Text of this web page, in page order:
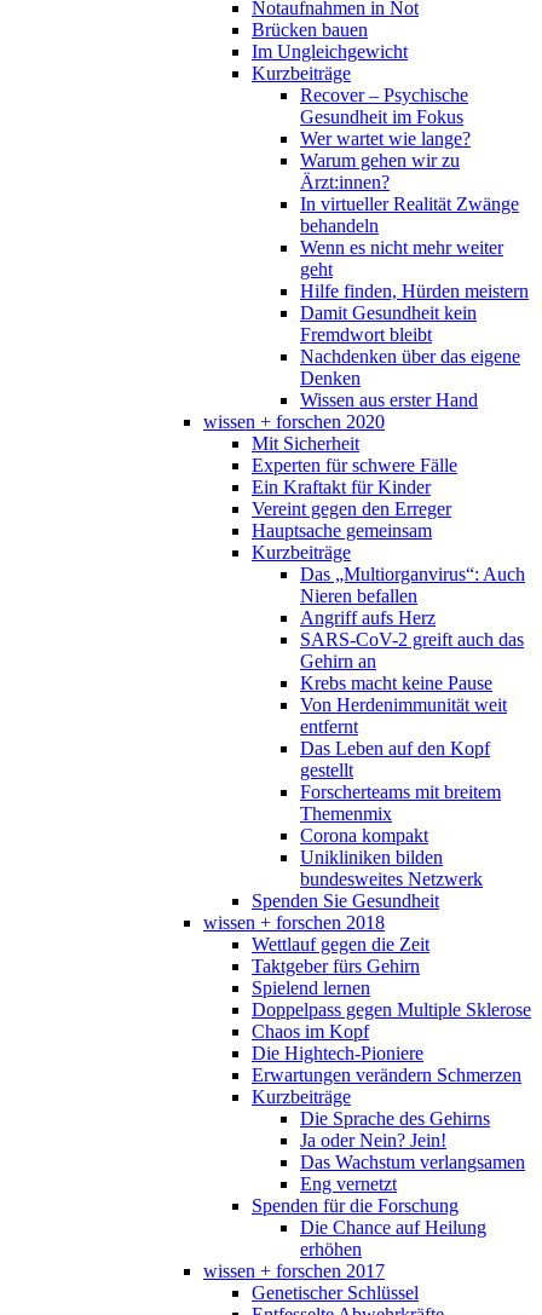
Notaufnahmen in Not
Brücken bauen
Im Ungleichgewicht
Kurzbeiträge
Recover – Psychische
Gesundheit im Fokus
Wer wartet wie lange?
Warum gehen wir zu
Ärzt:innen?
In virtueller Realität Zwänge
behandeln
Wenn es nicht mehr weiter
geht
Hilfe finden, Hürden meistern
Damit Gesundheit kein
Fremdwort bleibt
Nachdenken über das eigene
Denken
Wissen aus erster Hand
wissen + forschen 2020
Mit Sicherheit
Experten für schwere Fälle
Ein Kraftakt für Kinder
Vereint gegen den Erreger
Hauptsache gemeinsam
Kurzbeiträge
Das „Multiorganvirus“: Auch
Nieren befallen
Angriff aufs Herz
SARS-CoV-2 greift auch das
Gehirn an
Krebs macht keine Pause
Von Herdenimmunität weit
entfernt
Das Leben auf den Kopf
gestellt
Forscherteams mit breitem
Themenmix
Corona kompakt
Unikliniken bilden
bundesweites Netzwerk
Spenden Sie Gesundheit
wissen + forschen 2018
Wettlauf gegen die Zeit
Taktgeber fürs Gehirn
Spielend lernen
Doppelpass gegen Multiple Sklerose
Chaos im Kopf
Die Hightech-Pioniere
Erwartungen verändern Schmerzen
Kurzbeiträge
Die Sprache des Gehirns
Ja oder Nein? Jein!
Das Wachstum verlangsamen
Eng vernetzt
Spenden für die Forschung
Die Chance auf Heilung
erhöhen
wissen + forschen 2017
Genetischer Schlüssel